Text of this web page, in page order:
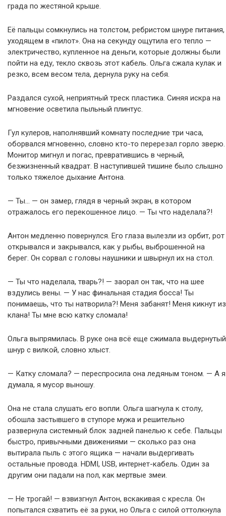
града по жестяной крыше.
Её пальцы сомкнулись на толстом, ребристом шнуре питания,
уходящем в «пилот». Она на секунду ощутила его тепло —
электричество, купленное на деньги, которые должны были
пойти на еду, текло сквозь этот кабель. Ольга сжала кулак и
резко, всем весом тела, дернула руку на себя.
Раздался сухой, неприятный треск пластика. Синяя искра на
мгновение осветила пыльный плинтус.
Гул кулеров, наполнявший комнату последние три часа,
оборвался мгновенно, словно кто-то перерезал горло зверю.
Монитор мигнул и погас, превратившись в черный,
безжизненный квадрат. В наступившей тишине было слышно
только тяжелое дыхание Антона.
— Ты… — он замер, глядя в черный экран, в котором
отражалось его перекошенное лицо. — Ты что наделала?!
Антон медленно повернулся. Его глаза вылезли из орбит, рот
открывался и закрывался, как у рыбы, выброшенной на
берег. Он сорвал с головы наушники и швырнул их на стол.
— Ты что наделала, тварь?! — заорал он так, что на шее
вздулись вены. — У нас финальная стадия босса! Ты
понимаешь, что ты натворила?! Меня забанят! Меня кикнут из
клана! Ты мне всю катку сломала!
Ольга выпрямилась. В руке она всё еще сжимала выдернутый
шнур с вилкой, словно хлыст.
— Катку сломала? — переспросила она ледяным тоном. — А я
думала, я мусор выношу.
Она не стала слушать его вопли. Ольга шагнула к столу,
обошла застывшего в ступоре мужа и решительно
развернула системный блок задней панелью к себе. Пальцы
быстро, привычными движениями — сколько раз она
вытирала пыль с этого ящика — начали выдергивать
остальные провода. HDMI, USB, интернет-кабель. Один за
другим они падали на пол, как мертвые змеи.
— Не трогай! — взвизгнул Антон, вскакивая с кресла. Он
попытался схватить её за руки, но Ольга с силой оттолкнула